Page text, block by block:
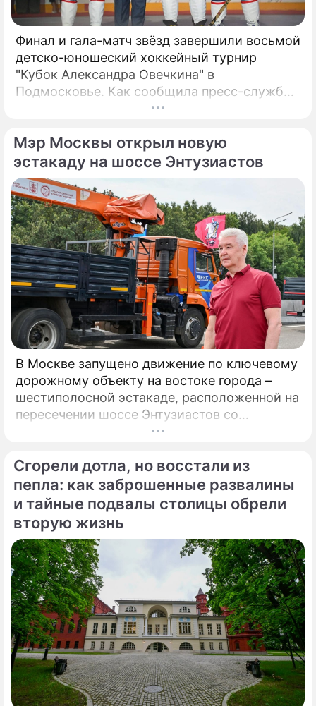
Финал и гала-матч звёзд завершили восьмой
детско-юношеский хоккейный турнир
"Кубок Александра Овечкина" в
Подмосковье. Как сообщила пресс-служба
регионального правительства, губернатор
сделал символическое сбрасывание шайбы
на «Арене Мытищи».
Мэр Москвы открыл новую
эстакаду на шоссе Энтузиастов
В Москве запущено движение по ключевому
дорожному объекту на востоке города –
шестиполосной эстакаде, расположенной на
пересечении шоссе Энтузиастов со
Свободным проспектом и Большим
открытия принял участие мэр Москвы
Сергей Собянин, который подчеркнул
стратегическую важность новой развязки
для разгрузки одного из самых проблемных
участков магистрали.
Сгорели дотла, но восстали из
пепла: как заброшенные развалины
и тайные подвалы столицы обрели
вторую жизнь